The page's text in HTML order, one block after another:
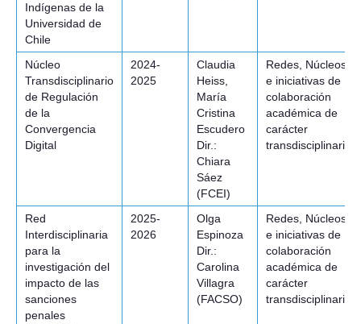
Indígenas de la
Universidad de
Chile
Núcleo
Transdisciplinario
de Regulación
de la
Convergencia
Digital
2024-
2025
Claudia
Heiss,
María
Cristina
Escudero
Dir.:
Chiara
Sáez
(FCEI)
Redes, Núcleos
e iniciativas de
colaboración
académica de
carácter
transdisciplinario
Red
Interdisciplinaria
para la
investigación del
impacto de las
sanciones
penales
2025-
2026
Olga
Espinoza
Dir.:
Carolina
Villagra
(FACSO)
Redes, Núcleos
e iniciativas de
colaboración
académica de
carácter
transdisciplinario